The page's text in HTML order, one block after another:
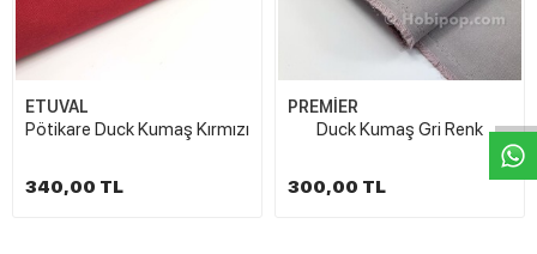
W
h
t
s
a
p
p
D
e
s
e
H
a
t
t
ETUVAL
Pötikare Duck Kumaş Kırmızı
340,00 TL
PREMİER
Duck Kumaş Gri Renk
300,00 TL